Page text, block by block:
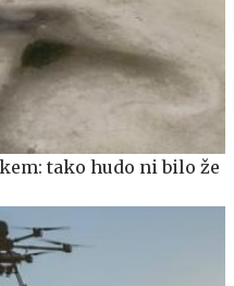
tako hudo ni bilo že